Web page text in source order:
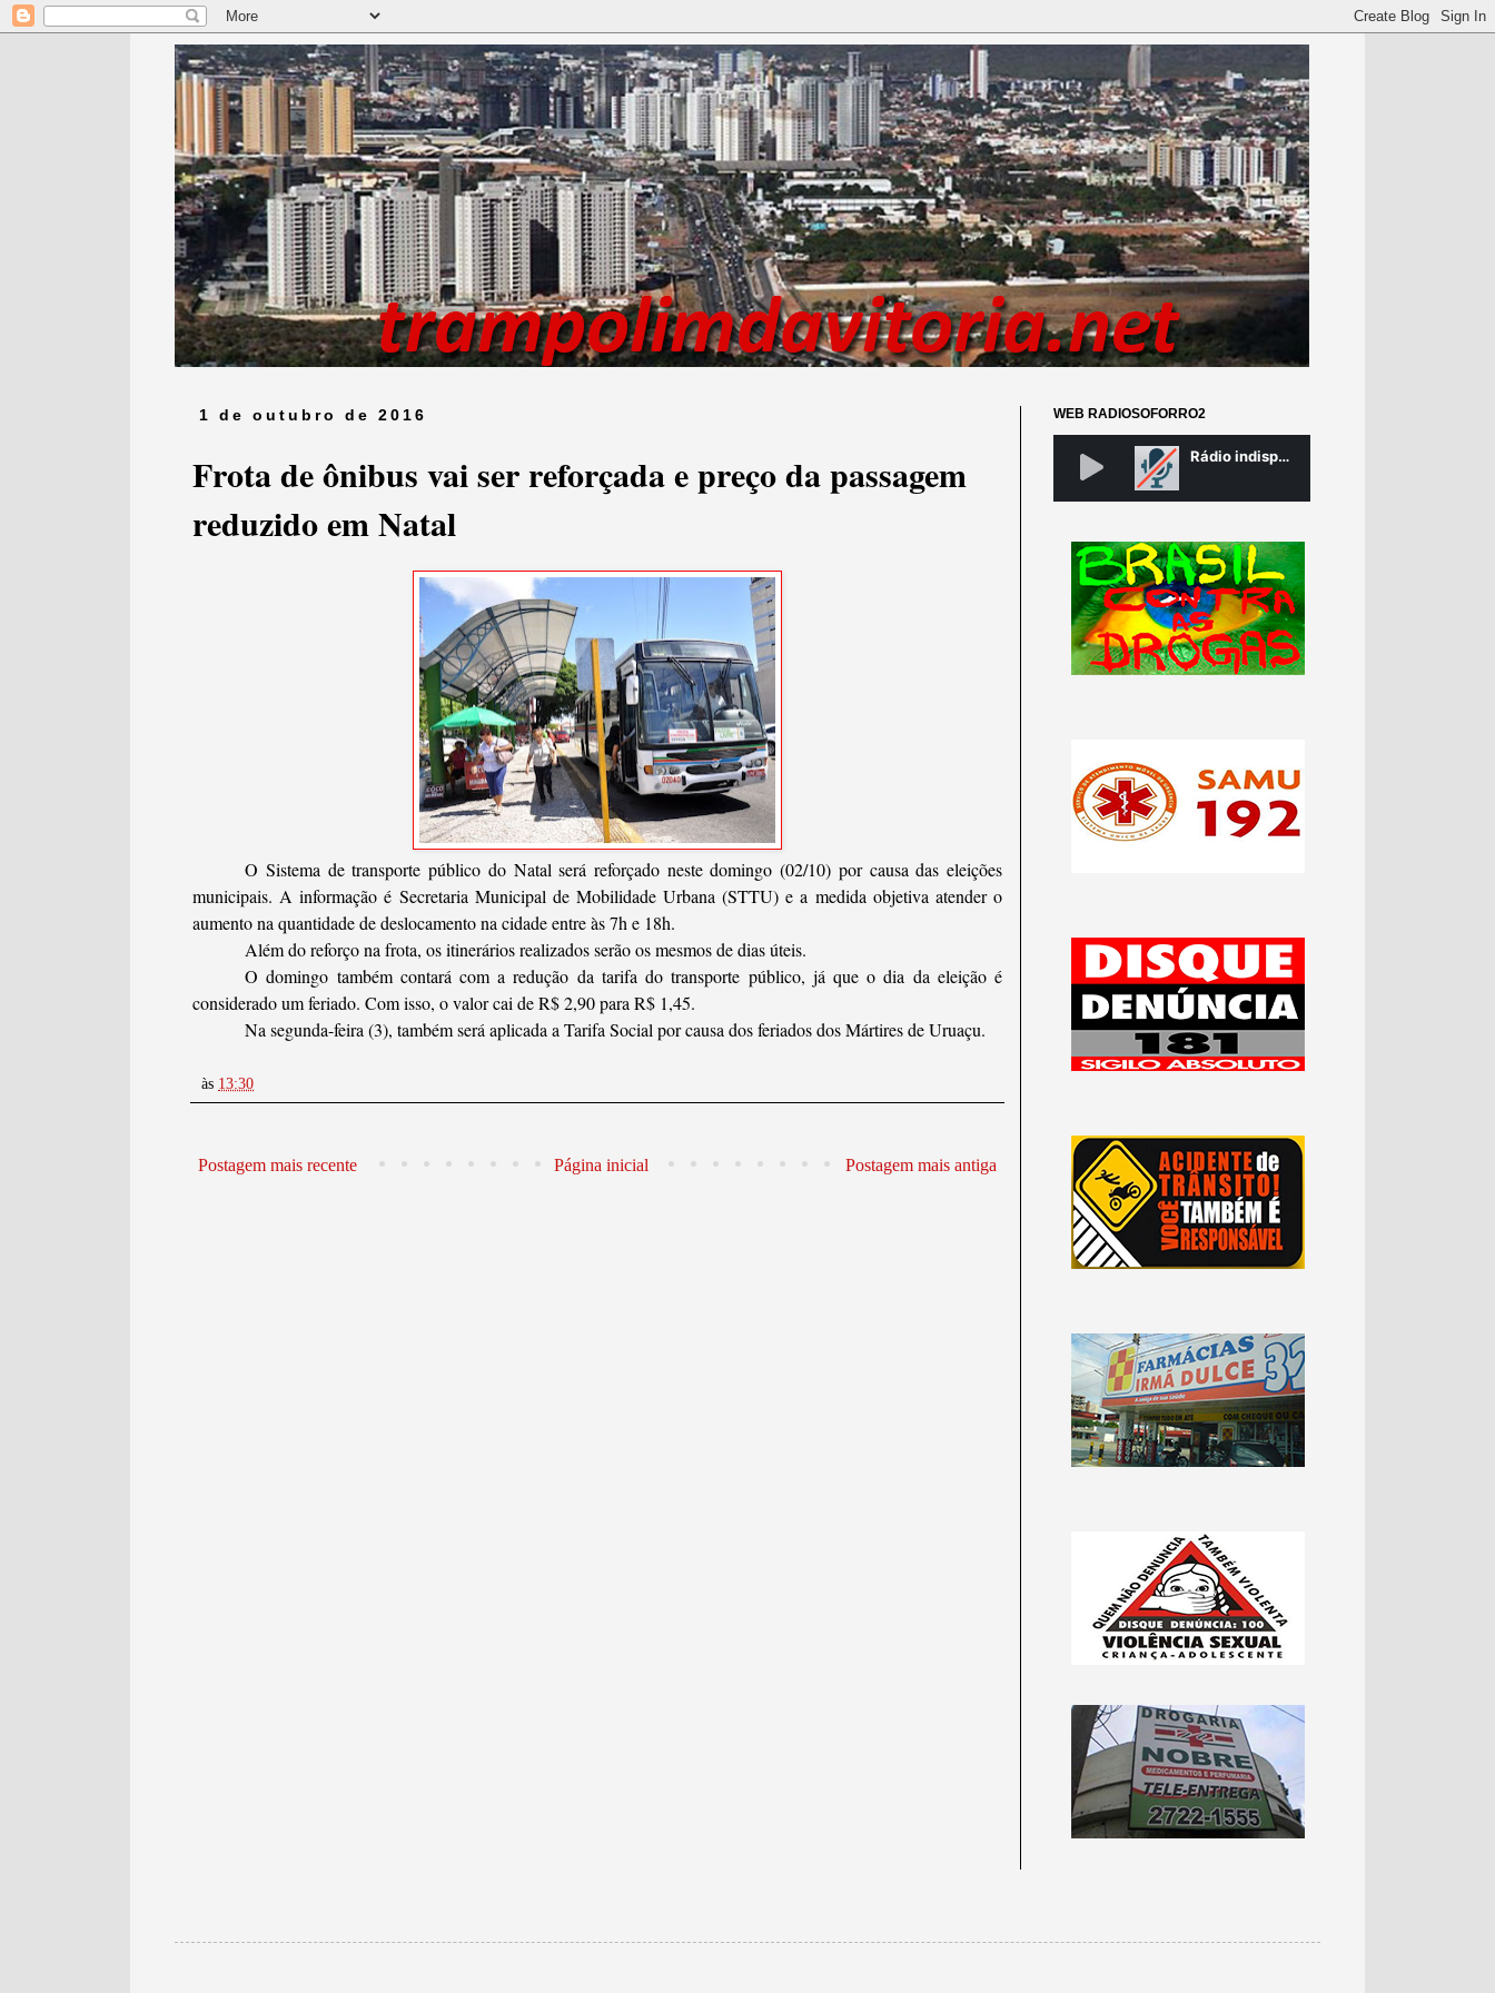
1 de outubro de 2016
Frota de ônibus vai ser reforçada e preço da passagem
reduzido em Natal
O Sistema de transporte público do Natal será reforçado neste domingo (02/10) por causa das eleições
municipais. A informação é Secretaria Municipal de Mobilidade Urbana (STTU) e a medida objetiva atender o
aumento na quantidade de deslocamento na cidade entre às 7h e 18h.
Além do reforço na frota, os itinerários realizados serão os mesmos de dias úteis.
O domingo também contará com a redução da tarifa do transporte público, já que o dia da eleição é
considerado um feriado. Com isso, o valor cai de R$ 2,90 para R$ 1,45.
Na segunda-feira (3), também será aplicada a Tarifa Social por causa dos feriados dos Mártires de Uruaçu.
às 13:30
Postagem mais recente Postagem mais antiga
Página inicial
WEB RADIOSOFORRO2